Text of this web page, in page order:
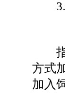
指
方式
加入